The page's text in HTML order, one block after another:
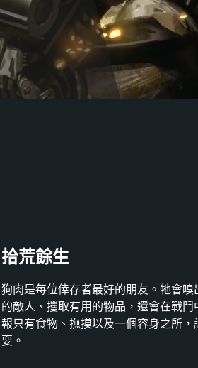
拾荒餘生
狗肉是每位倖存者最好的朋友。牠會
的敵人、攫取有用的物品，還會在戰
報只有食物、撫摸以及一個容身之所
耍。